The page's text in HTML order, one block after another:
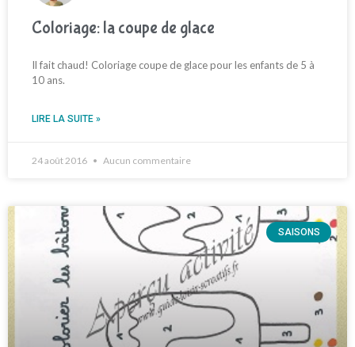
Coloriage: la coupe de glace
Il fait chaud! Coloriage coupe de glace pour les enfants de 5 à
10 ans.
LIRE LA SUITE »
24 août 2016 Aucun commentaire
SAISONS